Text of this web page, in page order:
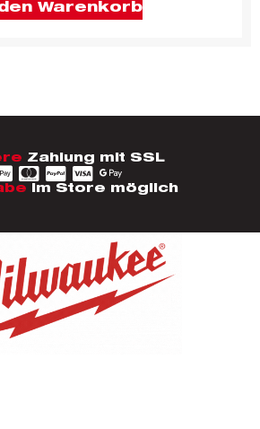
Warenkorb
Zahlung mit SSL
im Store möglich